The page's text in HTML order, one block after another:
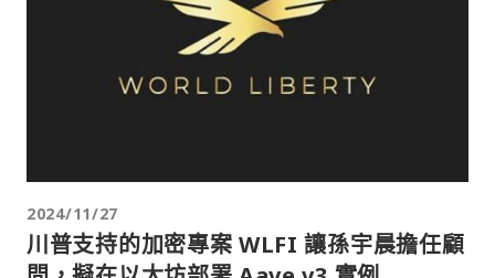
2024/11/27
川普支持的加密專案 WLFI 讓孫宇晨擔任顧